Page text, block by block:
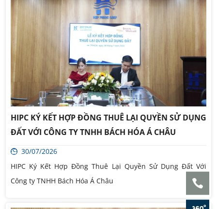
HIPC KÝ KẾT HỢP ĐỒNG THUÊ LẠI QUYỀN SỬ DỤNG
ĐẤT VỚI CÔNG TY TNHH BÁCH HÓA Á CHÂU
30/07/2026
HIPC Ký Kết Hợp Đồng Thuê Lại Quyền Sử Dụng Đất Với
Công ty TNHH Bách Hóa Á Châu